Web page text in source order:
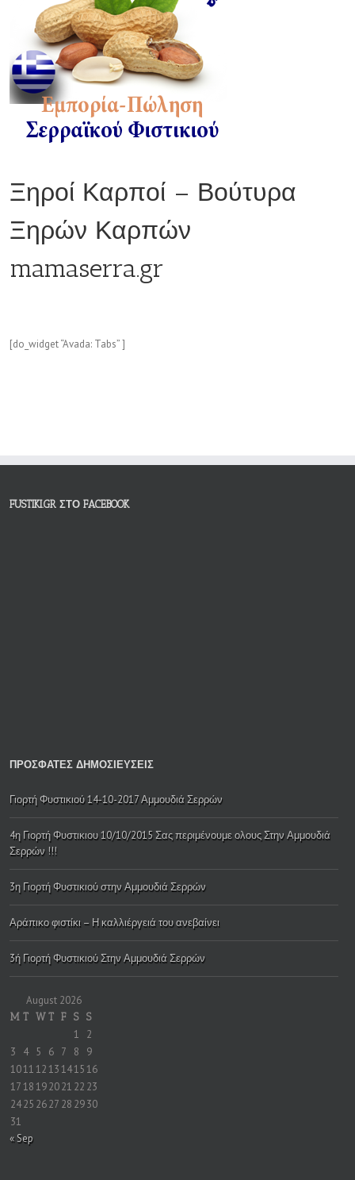
Ξηροί Καρποί – Βούτυρα
Ξηρών Καρπών
mamaserra.gr
[do_widget “Avada: Tabs” ]
FUSTIKI.GR ΣΤΟ FACEBOOK
ΠΡΟΣΦΑΤΕΣ ΔΗΜΟΣΙΕΥΣΕΙΣ
Γιορτή Φυστικιού 14-10-2017 Αμμουδιά Σερρών
4η Γιορτή Φυστικιου 10/10/2015 Σας περιμένουμε ολους Στην Αμμουδιά
Σερρών !!!
3η Γιορτή Φυστικιού στην Αμμουδιά Σερρών
Αράπικο φιστίκι – Η καλλιέργειά του ανεβαίνει
3ή Γιορτή Φυστικιού Στην Αμμουδιά Σερρών
August 2026
M T W T F S S
1
2
3
4 5 6 7 8
9
10111213141516
1718192021 22 23
2425 2627 28 2930
31
« Sep